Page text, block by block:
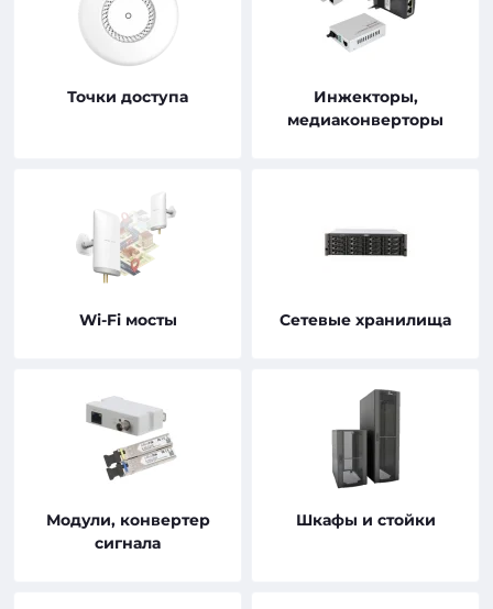
Точки доступа
Инжекторы,
медиаконверторы
Wi-Fi мосты Сетевые хранилища
Модули, конвертер
сигнала
Шкафы и стойки